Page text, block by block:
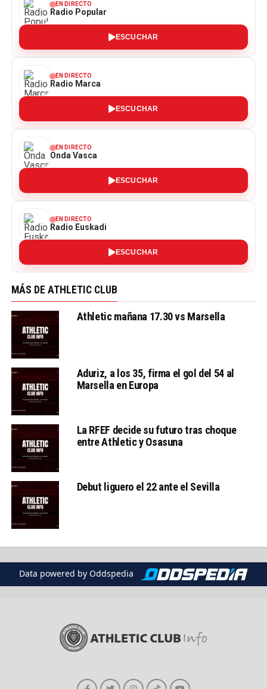
EN DIRECTO
Radio Popular
ESCUCHAR
EN DIRECTO
Radio Marca
ESCUCHAR
EN DIRECTO
Onda Vasca
ESCUCHAR
EN DIRECTO
Radio Euskadi
ESCUCHAR
MÁS DE ATHLETIC CLUB
Athletic mañana 17.30 vs Marsella
Aduriz, a los 35, firma el gol del 54 al
Marsella en Europa
La RFEF decide su futuro tras choque
entre Athletic y Osasuna
Debut liguero el 22 ante el Sevilla
Data powered by Oddspedia